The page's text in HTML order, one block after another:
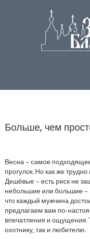
Больше, чем
Весна – самое
прогулок. Но как же
Дешёвые – есть риск не
небольшие или большие –
что каждый мужчина
предлагаем вам по-
впечатления и ощущения.
охотнику, так и любителю.